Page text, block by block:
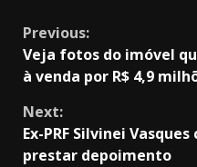
Continue
Reading
Previous:
Veja fotos do imóvel
à venda por R$ 4,9
Next:
Ex-PRF Silvinei
prestar depoimento